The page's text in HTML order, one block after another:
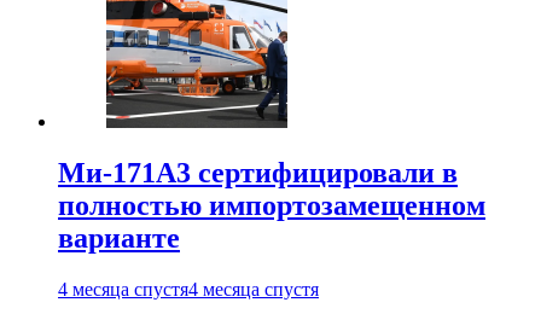
Ми-171А3 сертифицировали в
полностью импортозамещенном
варианте
4 месяца спустя4 месяца спустя